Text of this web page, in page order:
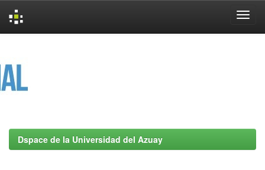
Dspace de la Universidad del Azuay